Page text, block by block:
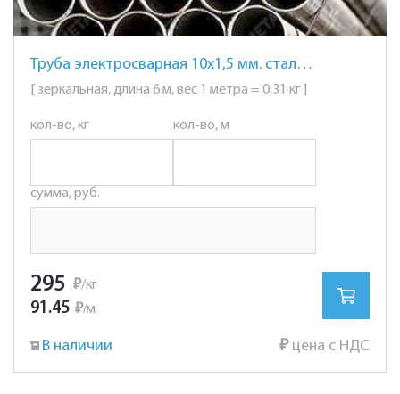
Труба электросварная 10х1,5 мм. сталь AISI 201 (12Х15Г9НД) зеркальная
[ зеркальная, длина 6 м, вес 1 метра = 0,31 кг ]
кол-во, кг кол-во, м
сумма, руб.
295 ₽/кг
91.45 ₽/м
В наличии ₽цена с НДС